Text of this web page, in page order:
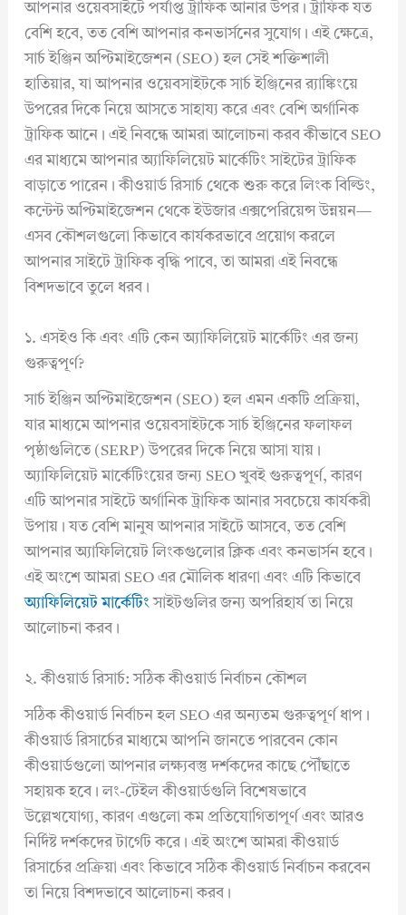
আপনার ওয়েবসাইটে পর্যাপ্ত ট্রাফিক আনার উপর। ট্রাফিক যত
বেশি হবে, তত বেশি আপনার কনভার্সনের সুযোগ। এই ক্ষেত্রে,
সার্চ ইঞ্জিন অপ্টিমাইজেশন (SEO) হল সেই শক্তিশালী
হাতিয়ার, যা আপনার ওয়েবসাইটকে সার্চ ইঞ্জিনের র‍্যাঙ্কিংয়ে
উপরের দিকে নিয়ে আসতে সাহায্য করে এবং বেশি অর্গানিক
ট্রাফিক আনে। এই নিবন্ধে আমরা আলোচনা করব কীভাবে SEO
এর মাধ্যমে আপনার অ্যাফিলিয়েট মার্কেটিং সাইটের ট্রাফিক
বাড়াতে পারেন। কীওয়ার্ড রিসার্চ থেকে শুরু করে লিংক বিল্ডিং,
কন্টেন্ট অপ্টিমাইজেশন থেকে ইউজার এক্সপেরিয়েন্স উন্নয়ন—
এসব কৌশলগুলো কিভাবে কার্যকরভাবে প্রয়োগ করলে
আপনার সাইটে ট্রাফিক বৃদ্ধি পাবে, তা আমরা এই নিবন্ধে
বিশদভাবে তুলে ধরব।
১. এসইও কি এবং এটি কেন অ্যাফিলিয়েট মার্কেটিং এর জন্য
গুরুত্বপূর্ণ?
সার্চ ইঞ্জিন অপ্টিমাইজেশন (SEO) হল এমন একটি প্রক্রিয়া,
যার মাধ্যমে আপনার ওয়েবসাইটকে সার্চ ইঞ্জিনের ফলাফল
পৃষ্ঠাগুলিতে (SERP) উপরের দিকে নিয়ে আসা যায়।
অ্যাফিলিয়েট মার্কেটিংয়ের জন্য SEO খুবই গুরুত্বপূর্ণ, কারণ
এটি আপনার সাইটে অর্গানিক ট্রাফিক আনার সবচেয়ে কার্যকরী
উপায়। যত বেশি মানুষ আপনার সাইটে আসবে, তত বেশি
আপনার অ্যাফিলিয়েট লিংকগুলোর ক্লিক এবং কনভার্সন হবে।
এই অংশে আমরা SEO এর মৌলিক ধারণা এবং এটি কিভাবে
অ্যাফিলিয়েট মার্কেটিংসাইটগুলির জন্য অপরিহার্য তা নিয়ে
আলোচনা করব।
২. কীওয়ার্ড রিসার্চ: সঠিক কীওয়ার্ড নির্বাচন কৌশল
সঠিক কীওয়ার্ড নির্বাচন হল SEO এর অন্যতম গুরুত্বপূর্ণ ধাপ।
কীওয়ার্ড রিসার্চের মাধ্যমে আপনি জানতে পারবেন কোন
কীওয়ার্ডগুলো আপনার লক্ষ্যবস্তু দর্শকদের কাছে পৌঁছাতে
সহায়ক হবে। লং-টেইল কীওয়ার্ডগুলি বিশেষভাবে
উল্লেখযোগ্য, কারণ এগুলো কম প্রতিযোগিতাপূর্ণ এবং আরও
নির্দিষ্ট দর্শকদের টার্গেট করে। এই অংশে আমরা কীওয়ার্ড
রিসার্চের প্রক্রিয়া এবং কিভাবে সঠিক কীওয়ার্ড নির্বাচন করবেন
তা নিয়ে বিশদভাবে আলোচনা করব।